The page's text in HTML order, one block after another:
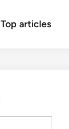
Top articles